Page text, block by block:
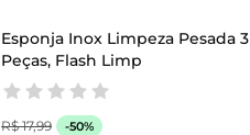
Esponja Inox Limpeza Pesada 3
Peças, Flash Limp
R$ 17,99 -50%